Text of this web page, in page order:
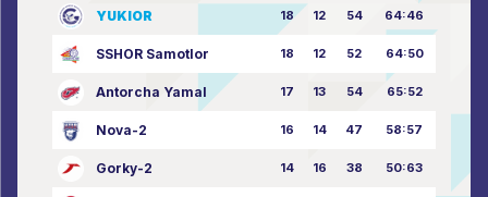
YUKIOR 18 12 54 64:46
SSHOR Samotlor 18 12 52 64:50
Antorcha Yamal 17 13 54 65:52
Nova-2 16 14 47 58:57
Gorky-2 14 16 38 50:63